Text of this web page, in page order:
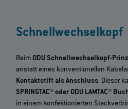
Schnellwechselkopf
Beim ODU Schnellwechselkopf-
anstatt eines konventionellen
Kontaktstift als Anschluss. Dieser
SPRINGTAC® oder ODU LAMTAC®
in einem konfektionierten